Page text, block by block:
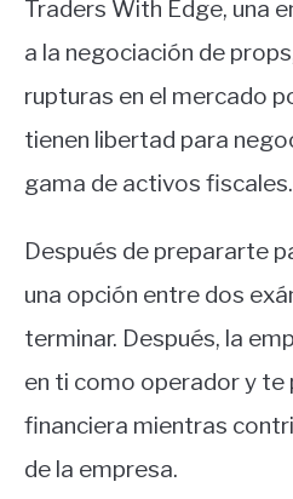
Traders With Edge, una
a la negociación de
rupturas en el mercado
tienen libertad para
gama de activos fiscales.
Después de prepararte
una opción entre dos
terminar. Después, la
en ti como operador y te
financiera mientras
de la empresa.